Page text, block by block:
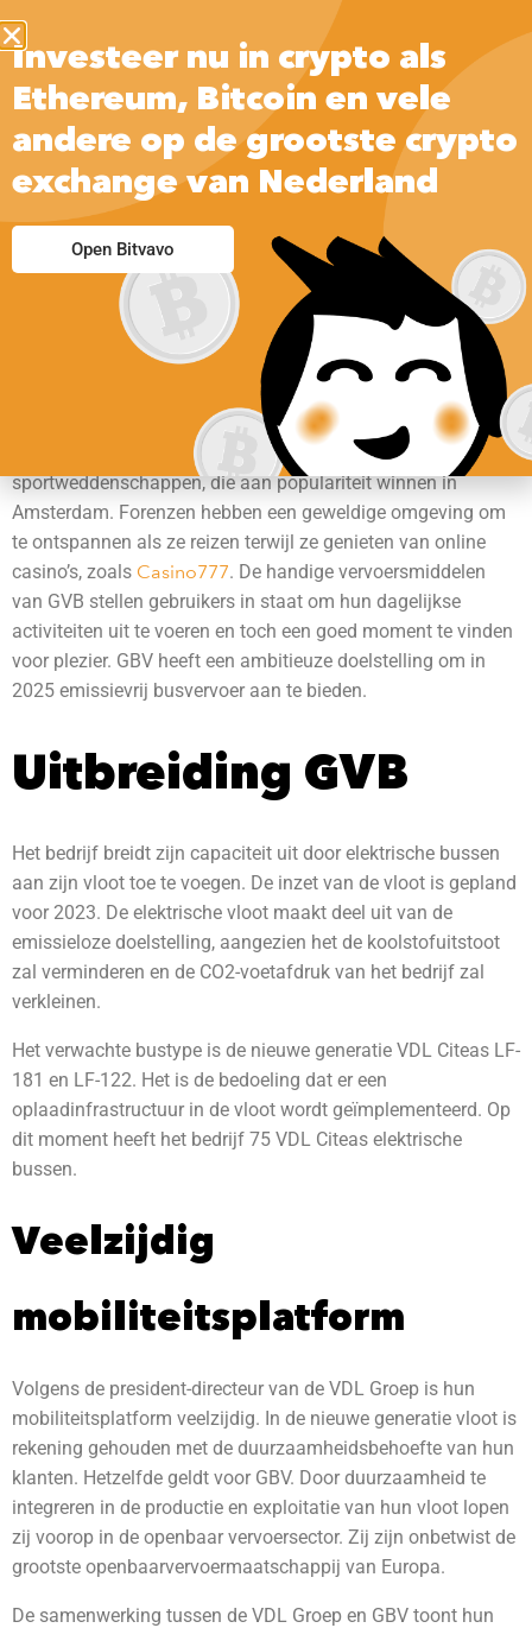
Over GVB
GVB is een openbaar vervoersbedrijf in Amsterdam. Het
biedt vervoer per metro, tram, bus en veerboot. Het bedrijf is
veilig, gastvrij en betrouwbaar. Het heeft samengewerkt met
andere belanghebbenden om een goed toegankelijk en
duurzaam openbaar vervoersnetwerk te creëren.
GVB vervoer is handig voor online casino’s en
sportweddenschappen, die aan populariteit winnen in
Amsterdam. Forenzen hebben een geweldige omgeving om
te ontspannen als ze reizen terwijl ze genieten van online
casino’s, zoals Casino777. De handige vervoersmiddelen
van GVB stellen gebruikers in staat om hun dagelijkse
activiteiten uit te voeren en toch een goed moment te vinden
voor plezier. GBV heeft een ambitieuze doelstelling om in
2025 emissievrij busvervoer aan te bieden.
Uitbreiding GVB
Het bedrijf breidt zijn capaciteit uit door elektrische bussen
aan zijn vloot toe te voegen. De inzet van de vloot is gepland
voor 2023. De elektrische vloot maakt deel uit van de
emissieloze doelstelling, aangezien het de koolstofuitstoot
zal verminderen en de CO2-voetafdruk van het bedrijf zal
verkleinen.
Het verwachte bustype is de nieuwe generatie VDL Citeas LF-
181 en LF-122. Het is de bedoeling dat er een
oplaadinfrastructuur in de vloot wordt geïmplementeerd. Op
dit moment heeft het bedrijf 75 VDL Citeas elektrische
bussen.
Veelzijdig
mobiliteitsplatform
Volgens de president-directeur van de VDL Groep is hun
mobiliteitsplatform veelzijdig. In de nieuwe generatie vloot is
rekening gehouden met de duurzaamheidsbehoefte van hun
klanten. Hetzelfde geldt voor GBV. Door duurzaamheid te
integreren in de productie en exploitatie van hun vloot lopen
zij voorop in de openbaar vervoersector. Zij zijn onbetwist de
grootste openbaarvervoermaatschappij van Europa.
De samenwerking tussen de VDL Groep en GBV toont hun
Investeer nu in crypto als
Ethereum, Bitcoin en vele
andere op de grootste crypto
exchange van Nederland
Open Bitvavo